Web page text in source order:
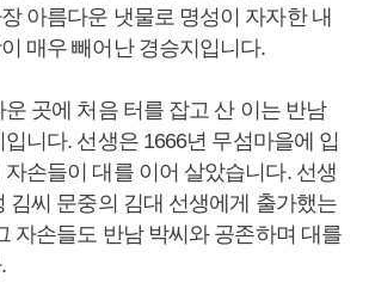
아름다운 냇물로 명성이 자자한 내
매우 빼어난 경승지입니다.
곳에 처음 터를 잡고 산 이는 반남
니다. 선생은 1666년 무섬마을에 입
손들이 대를 이어 살았습니다. 선생
김씨 문중의 김대 선생에게 출가했는
자손들도 반남 박씨와 공존하며 대를